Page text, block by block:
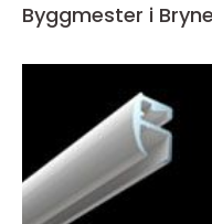
Byggmester i